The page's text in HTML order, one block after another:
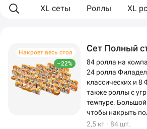
еда XL сеты Роллы XL
–22%
Накроет весь стол Сет Полный
84 ролла на
24 ролла
классических и
также роллы с
темпуре. Большой
чтобы накрыть
2,5 кг · 84 шт.